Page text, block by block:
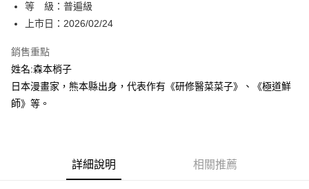
１．於結帳方式選擇「AFTEE先享後付」後，將跳轉至「AFTEE先享後付」
結帳頁面，進行簡訊認證並確認金額後，即可完成結帳。
２．訂單成立數日內，您將收到繳費通知簡訊。
ATM／網路銀行／等多元方式進行付款，方視為交易完成。
※ 請注意：結帳手續完成當下不需立刻繳費，但若您需要取消訂單，請聯絡
購買商品的店家。未經商家同意取消之訂單仍視為有效，需透過AFTEE先享
後付繳納相關費用。
※ 交易是否成功請以「AFTEE先享後付 」之結帳頁面顯示為準，若有關於
１．透過由恩沛科技股份有限公司提供之「AFTEE先享後付」服務完成之交
易，需依本服務之必要範圍內提供個人資料，並將交易相關給付款項請求債
付款後全家取貨
每筆NT$80，滿NT$500(含以上)免運費
付款後萊爾富取貨
每筆NT$80，滿NT$500(含以上)免運費
等 級：普遍級
上市日：2026/02/24
銷售重點
姓名:森本梢子
日本漫畫家，熊本縣出身，代表作有《研修醫菜菜子》、《極道鮮
師》等。
詳細說明 相關推薦